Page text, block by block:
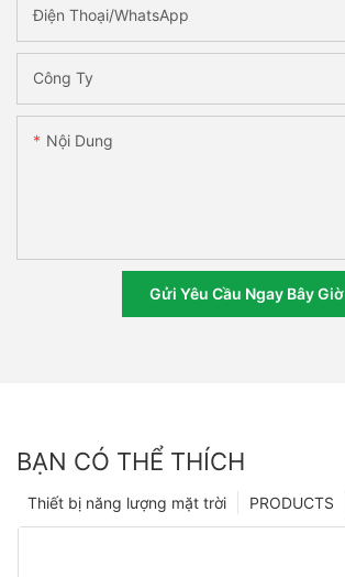
Điện Thoại/WhatsApp
Công Ty
Nội Dung
Gửi Yêu Cầu Ngay Bây Giờ
BẠN CÓ THỂ THÍCH
PRODUCTS
Thiết bị năng lượng mặt trời